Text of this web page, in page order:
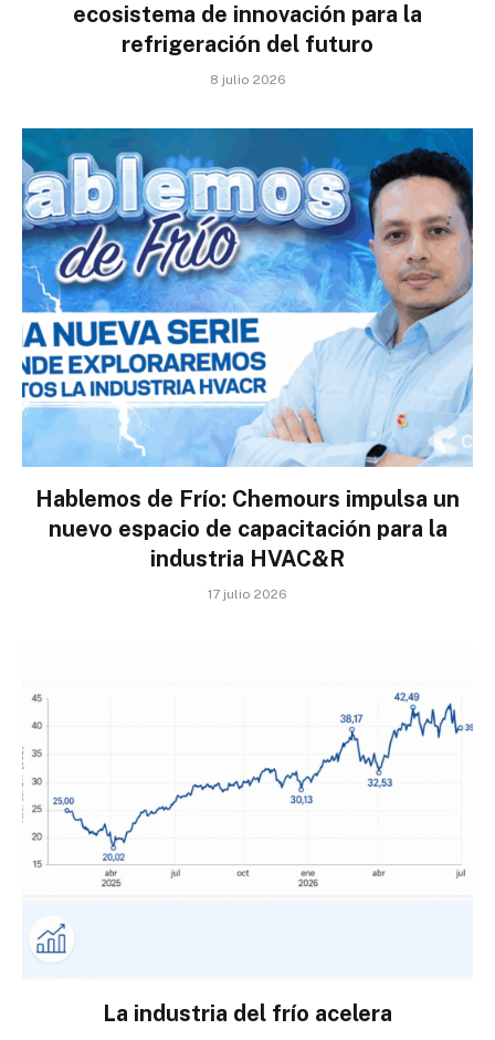
ecosistema de innovación para la
refrigeración del futuro
8 julio 2026
Hablemos de Frío: Chemours impulsa un
nuevo espacio de capacitación para la
industria HVAC&R
17 julio 2026
La industria del frío acelera